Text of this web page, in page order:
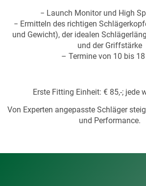
− Launch Monitor und High
− Ermitteln des richtigen
und Gewicht), der idealen
und der Griffstärke
– Termine von 10 bis 18
Erste Fitting Einheit: € 85,-; jede
Von Experten angepasste Schläger
und Performance.